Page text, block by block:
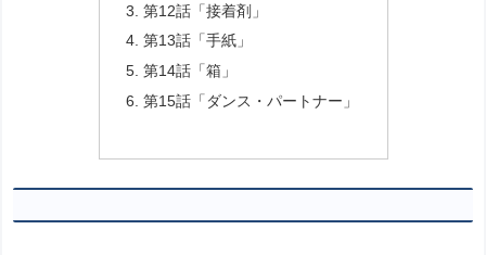
第12話「接着剤」
第13話「手紙」
第14話「箱」
第15話「ダンス・パートナー」